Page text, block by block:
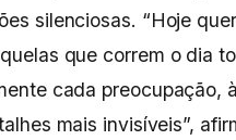
silenciosas. “Hoje
que correm o dia
cada preocupação,
mais invisíveis”,